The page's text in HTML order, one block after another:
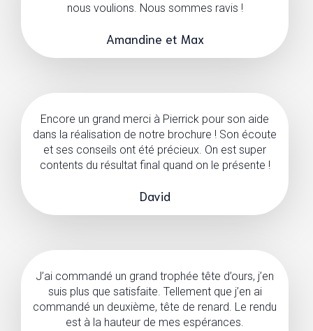
nous voulions. Nous sommes ravis !
Amandine et Max
Encore un grand merci à Pierrick pour son aide
dans la réalisation de notre brochure ! Son écoute
et ses conseils ont été précieux. On est super
contents du résultat final quand on le présente !
David
J’ai commandé un grand trophée tête d’ours, j’en
suis plus que satisfaite. Tellement que j’en ai
commandé un deuxième, tête de renard. Le rendu
est à la hauteur de mes espérances.